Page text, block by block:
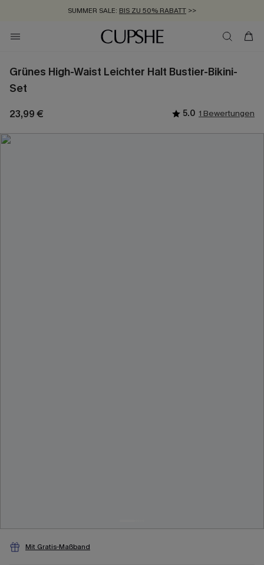
SUMMER SALE: BIS ZU 50% RABATT >>
ZUM NEWSLETTER:BIS ZU -20% EXTRA ERHALTEN
KOSTENLOSER VERSAND AB 89 €
Grünes High-Waist Leichter Halt Bustier-Bikini-
Set
23,99 € 5.0 1 Bewertungen
Mit Gratis-Maßband